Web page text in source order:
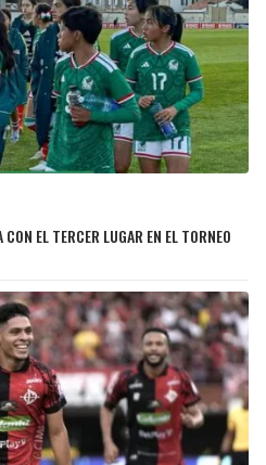
EL TERCER LUGAR EN EL TORNEO